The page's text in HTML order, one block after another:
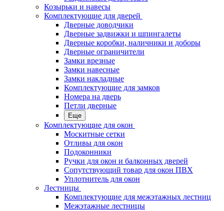
Козырьки и навесы
Комплектующие для дверей
Дверные доводчики
Дверные задвижки и шпингалеты
Дверные коробки, наличники и доборы
Дверные ограничители
Замки врезные
Замки навесные
Замки накладные
Комплектующие для замков
Номера на дверь
Петли дверные
Еще
Комплектующие для окон
Москитные сетки
Отливы для окон
Подоконники
Ручки для окон и балконных дверей
Сопутствующий товар для окон ПВХ
Уплотнитель для окон
Лестницы
Комплектующие для межэтажных лестниц
Межэтажные лестницы